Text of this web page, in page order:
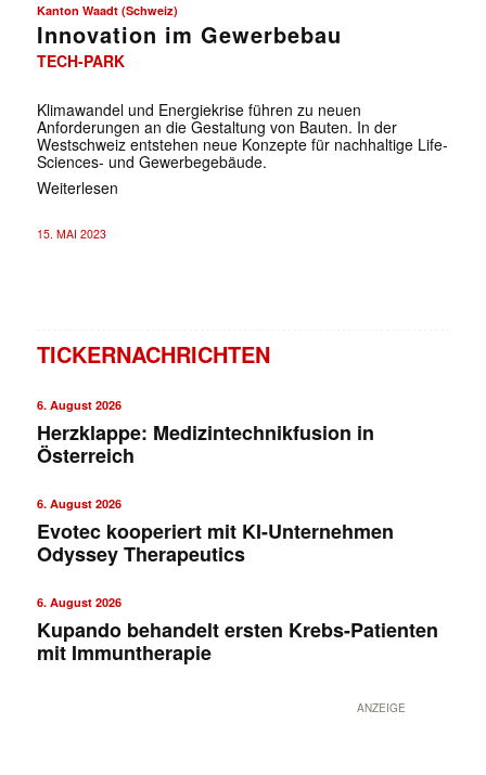
Kanton Waadt (Schweiz)
Innovation im Gewerbebau
TECH-PARK
Klimawandel und Energiekrise führen zu neuen
Anforderungen an die Gestaltung von Bauten. In der
Westschweiz entstehen neue Konzepte für nachhaltige Life-
Sciences- und Gewerbegebäude.
Weiterlesen
15. MAI 2023
TICKERNACHRICHTEN
6. August 2026
Herzklappe: Medizintechnikfusion in
Österreich
6. August 2026
Evotec kooperiert mit KI-Unternehmen
Odyssey Therapeutics
6. August 2026
Kupando behandelt ersten Krebs-Patienten
mit Immuntherapie
ANZEIGE